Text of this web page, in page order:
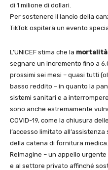
di 1 milione di dollari.
Per sostenere il lancio della
TikTok ospiterà un evento
L’UNICEF stima che la
segnare un incremento fino a
prossimi sei mesi – quasi tutti
basso reddito – in quanto la
sistemi sanitari e a
sono anche estremamente
COVID-19, come la chiusura
l’accesso limitato
della catena di fornitura medica.
Reimagine – un appello
e al settore privato affinché